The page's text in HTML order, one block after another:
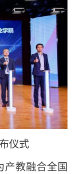
仪式
产教融合全国